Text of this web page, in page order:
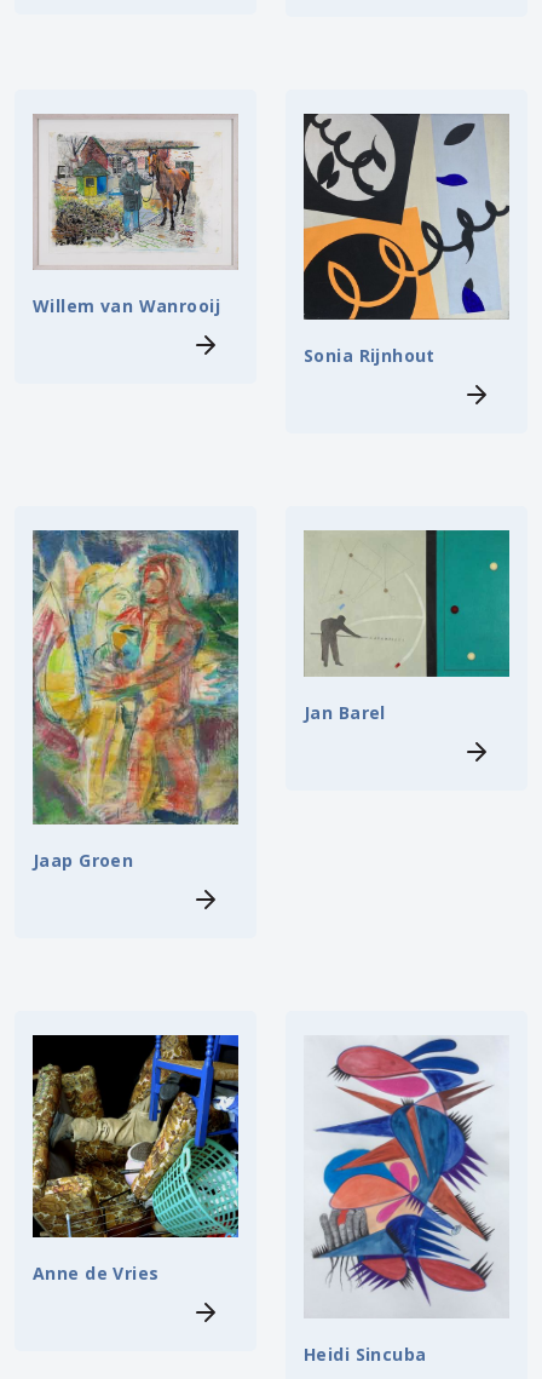
Willem van Wanrooij
Sonia Rijnhout
Jaap Groen
Jan Barel
Anne de Vries
Heidi Sincuba